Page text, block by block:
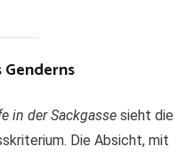
in der Sackgasse sieht die
Die Absicht, mit